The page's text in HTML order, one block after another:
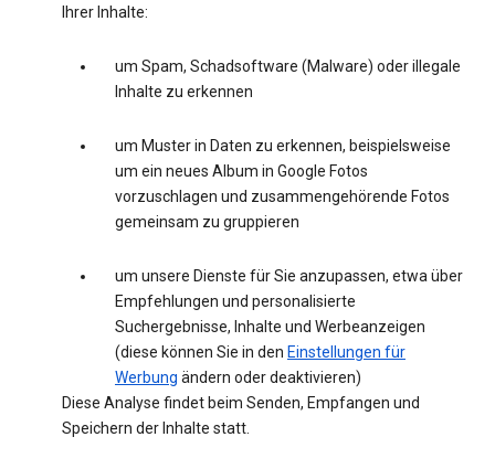
Ihrer Inhalte:
um Spam, Schadsoftware (Malware) oder illegale
Inhalte zu erkennen
um Muster in Daten zu erkennen, beispielsweise
um ein neues Album in Google Fotos
vorzuschlagen und zusammengehörende Fotos
gemeinsam zu gruppieren
um unsere Dienste für Sie anzupassen, etwa über
Empfehlungen und personalisierte
Suchergebnisse, Inhalte und Werbeanzeigen
(diese können Sie in den Einstellungen für
Werbung ändern oder deaktivieren)
Diese Analyse findet beim Senden, Empfangen und
Speichern der Inhalte statt.